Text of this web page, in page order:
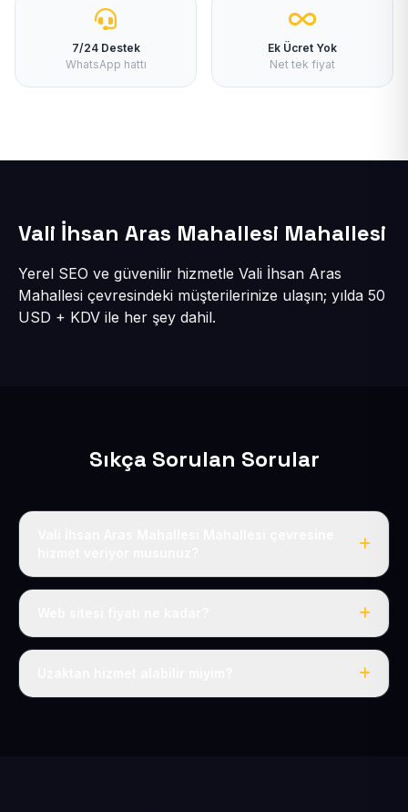
7/24 Destek
WhatsApp hattı
Ek Ücret Yok
Net tek fiyat
Vali İhsan Aras Mahallesi Mahallesi
Yerel SEO ve güvenilir hizmetle Vali İhsan Aras
Mahallesi çevresindeki müşterilerinize ulaşın; yılda 50
USD + KDV ile her şey dahil.
Sıkça Sorulan Sorular
Evet, Vali İhsan Aras Mahallesi dahil tüm İncesu ve
Tek fiyat: yılda 50 USD + KDV, her şey dahil.